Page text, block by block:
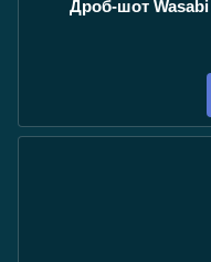
Дроб-шот Wasabi